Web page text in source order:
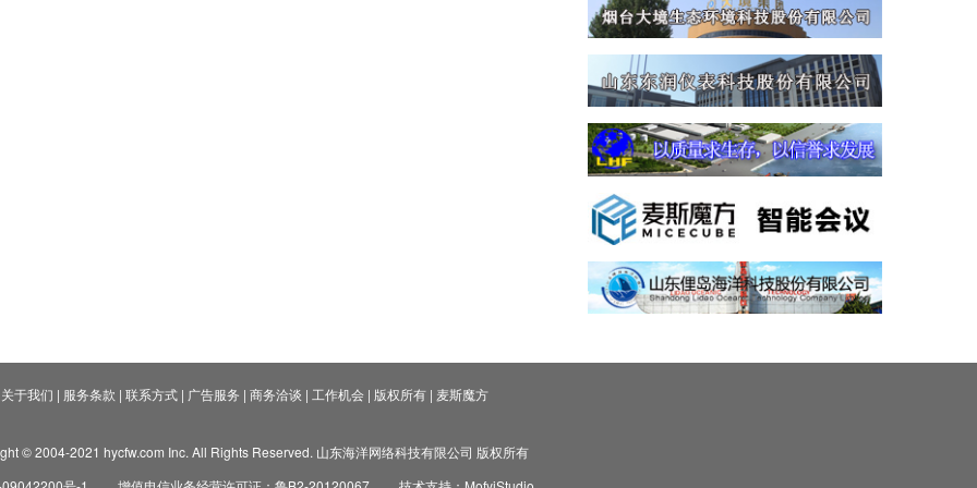
关于我们 | 服务条款 | 联系方式| 广告服务 | 商务洽谈 | 工作机会| 版权所有| 麦斯魔方
© 2004-2021 hycfw.com Inc. All Rights Reserved. 山东海洋网络科技有限公司 版权所有